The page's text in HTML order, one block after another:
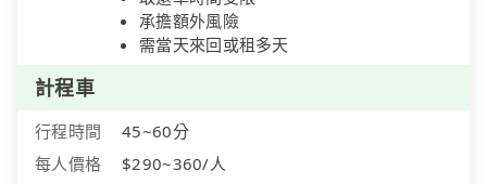
承擔額外風險
需當天來回或租多天
計程車
行程時間
45~60分
每人價格
$290~360/人